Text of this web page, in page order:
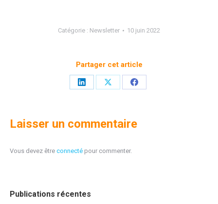
Catégorie : Newsletter 10 juin 2022
Partager cet article
PartagerPartagerPartager
Laisser un commentaire
Vous devez être connecté pour commenter.
Publications récentes